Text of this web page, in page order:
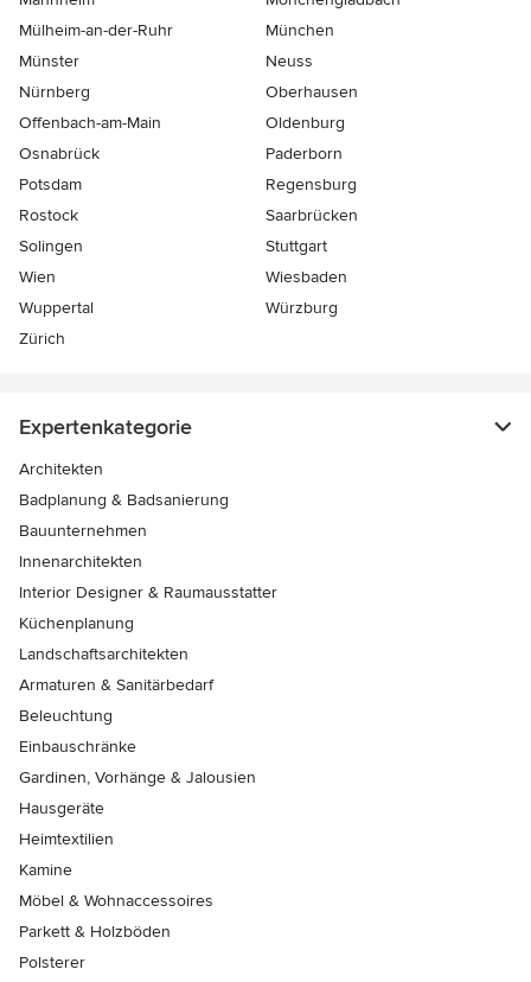
Mülheim-an-der-Ruhr
München
Münster
Neuss
Nürnberg
Oberhausen
Offenbach-am-Main
Oldenburg
Osnabrück
Paderborn
Potsdam
Regensburg
Rostock
Saarbrücken
Solingen
Stuttgart
Wien
Wiesbaden
Wuppertal
Würzburg
Zürich
Expertenkategorie
Architekten
Badplanung & Badsanierung
Bauunternehmen
Innenarchitekten
Interior Designer & Raumausstatter
Küchenplanung
Landschaftsarchitekten
Armaturen & Sanitärbedarf
Beleuchtung
Einbauschränke
Gardinen, Vorhänge & Jalousien
Hausgeräte
Heimtextilien
Kamine
Möbel & Wohnaccessoires
Parkett & Holzböden
Polsterer